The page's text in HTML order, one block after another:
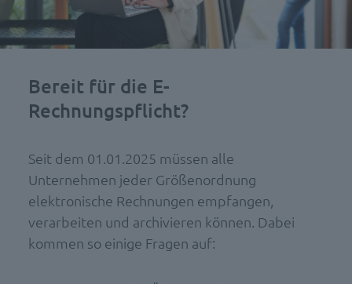
Bereit für die E-
Rechnungspflicht?
Seit dem 01.01.2025 müssen alle
Unternehmen jeder Größenordnung
elektronische Rechnungen empfangen,
verarbeiten und archivieren können. Dabei
kommen so einige Fragen auf: